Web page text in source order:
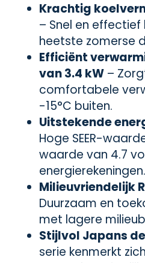
Krachtig
– Snel en effectief
heetste zomerse
Efficiënt
van 3.4 kW –
comfortabele
-15°C buiten.
Uitstekende
Hoge SEER-
waarde van 4.7
energierekeningen.
Milieuvriendelijk
Duurzaam en
met lagere
Stijlvol Japans
serie kenmerkt